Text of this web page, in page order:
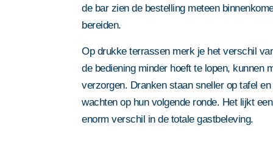
reCAPTCHA; het
reCAPTCHA; het
reCAPTCHA; het
privacy statement. Deze site
reCAPTCHA; het
servicevoorwaarden van
Door dit formulier in te dienen
privacy statement
reCAPTCHA; het
privacybeleid
servicevoorwaarden van
de bar zien de bestelling meteen
bereiden.
Op drukke terrassen merk je het verschil
de bediening minder hoeft te lopen, kunnen
verzorgen. Dranken staan sneller op tafel
wachten op hun volgende ronde. Het lijkt
enorm verschil in de totale gastbeleving.